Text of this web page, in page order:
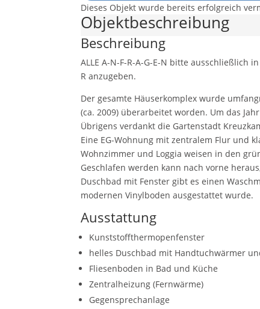
Dieses Objekt wurde bereits erfolgreich
Objekt­beschreibung
Beschreibung
ALLE A-N-F-R-A-G-E-N bitte ausschließlich
R anzugeben.
Der gesamte Häuserkomplex wurde
(ca. 2009) überarbeitet worden. Um das
Übrigens verdankt die Gartenstadt
Eine EG-Wohnung mit zentralem Flur und
Wohnzimmer und Loggia weisen in den
Geschlafen werden kann nach vorne
Duschbad mit Fenster gibt es einen
modernen Vinylboden ausgestattet wurde.
Ausstattung
Kunststoffthermopenfenster
helles Duschbad mit Handtuchwärmer
Fliesenboden in Bad und Küche
Zentralheizung (Fernwärme)
Gegensprechanlage